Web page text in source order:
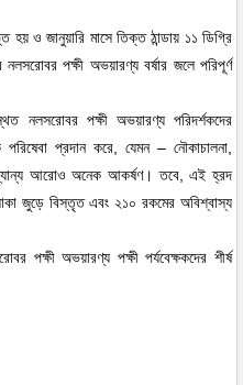
হয় ও জানুয়ারি মাসে তিক্ত ঠান্ডায় ১১ ডিগ্রি
পক্ষী অভয়ারণ্য বর্ষার জলে পরিপূর্ণ
নলসরোবর পক্ষী অভয়ারণ্য পরিদর্শকদের
প্রদান করে, যেমন – নৌকাচালনা,
আরোও অনেক আকর্ষণ। তবে, এই হ্রদ
জুড়ে বিস্তৃত এবং ২১০ রকমের অবিশ্বাস্য
পক্ষী অভয়ারণ্য পক্ষী পর্যবেক্ষকদের শীর্ষ